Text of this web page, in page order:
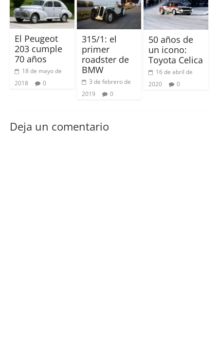
El Peugeot
203 cumple
70 años
18 de mayo de
2018
0
315/1: el
primer
roadster de
BMW
3 de febrero de
2019
0
50 años de
un icono:
Toyota Celica
16 de abril de
2020
0
Deja un comentario